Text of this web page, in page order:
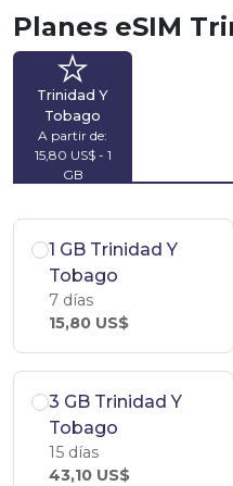
Planes eSIM
Trinidad Y
Tobago
A partir de:
15,80 US$ - 1
GB
1 GB Trinidad Y
Tobago
7 días
15,80 US$
3 GB Trinidad Y
Tobago
15 días
43,10 US$